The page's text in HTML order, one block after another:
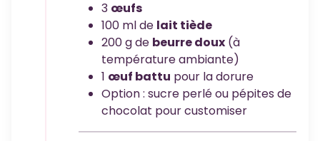
3 œufs
100 ml de lait tiède
200 g de beurre doux (à
température ambiante)
1 œuf battu pour la dorure
Option : sucre perlé ou pépites de
chocolat pour customiser